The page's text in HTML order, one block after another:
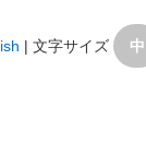
| 文字サイズ 中